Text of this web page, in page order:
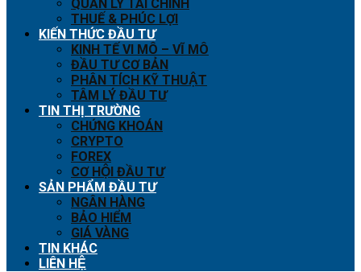
QUẢN LÝ TÀI CHÍNH
THUẾ & PHÚC LỢI
KIẾN THỨC ĐẦU TƯ
KINH TẾ VI MÔ – VĨ MÔ
ĐẦU TƯ CƠ BẢN
PHÂN TÍCH KỸ THUẬT
TÂM LÝ ĐẦU TƯ
TIN THỊ TRƯỜNG
CHỨNG KHOÁN
CRYPTO
FOREX
CƠ HỘI ĐẦU TƯ
SẢN PHẨM ĐẦU TƯ
NGÂN HÀNG
BẢO HIỂM
GIÁ VÀNG
TIN KHÁC
LIÊN HỆ